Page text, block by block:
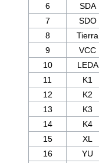
6
SDA
7
SDO
8
Tierra
9
VCC
10
LEDA
11
K1
12
K2
13
K3
14
K4
15
XL
16
YU